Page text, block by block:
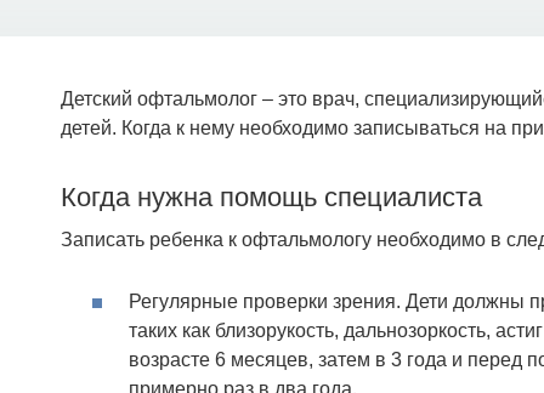
Детский офтальмолог – это врач,
детей. Когда к нему необходимо записываться на
Когда нужна помощь специалиста
Записать ребенка к офтальмологу необходимо в
Регулярные проверки зрения. Дети должны
таких как близорукость, дальнозоркость,
возрасте 6 месяцев, затем в 3 года и перед